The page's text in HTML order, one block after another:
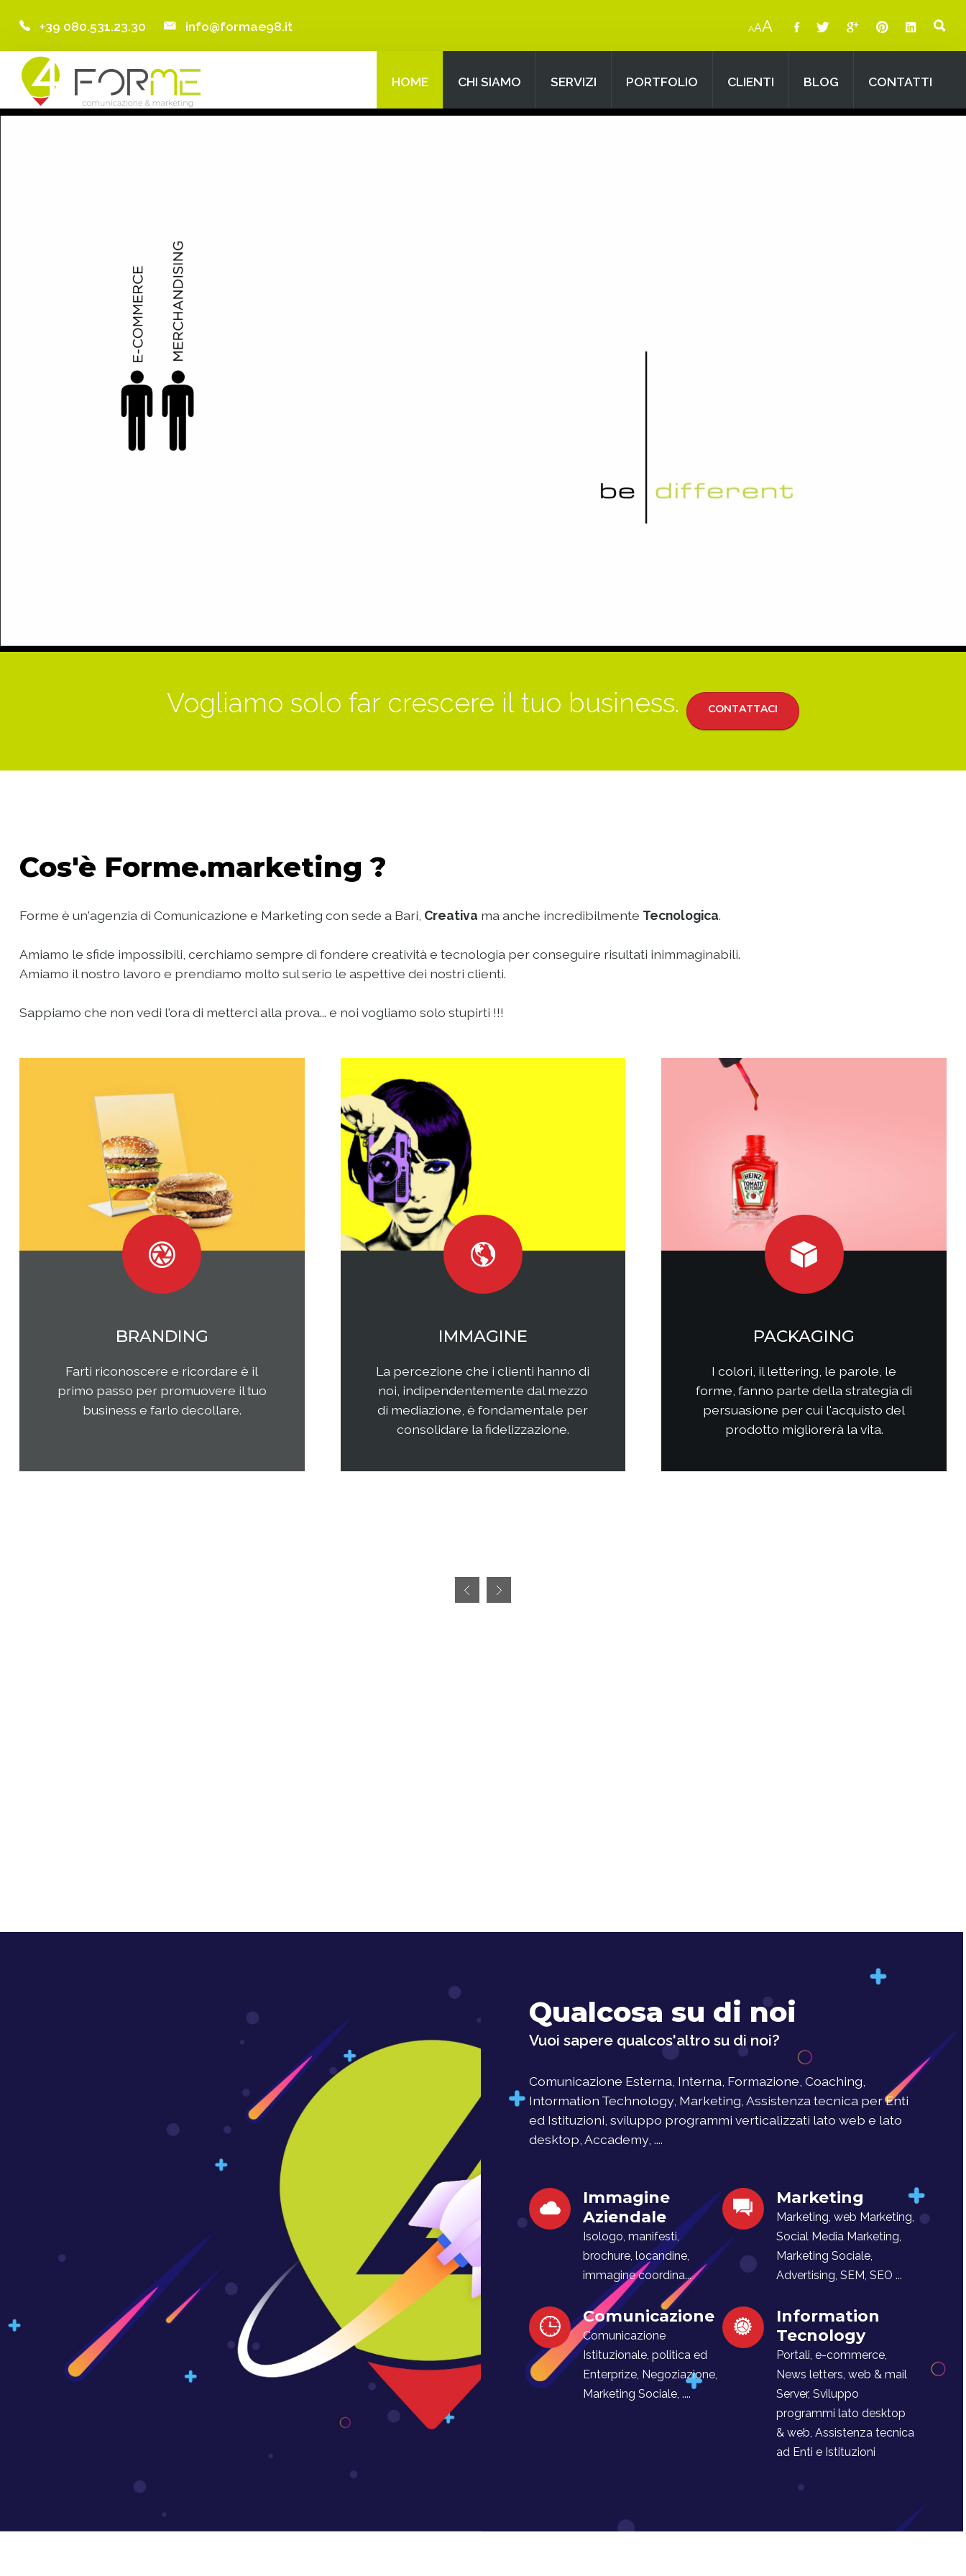
Home
Chi Siamo
+39 080.531.23.30 info@formae98.it
Searchour Site
AAA
HOME CHI SIAMO SERVIZI PORTFOLIO CLIENTI BLOG CONTATTI
Vogliamo solo far crescere il tuo business. CONTATTACI
Cos'è Forme.marketing ?
Forme è un'agenzia di Comunicazione e Marketing con sede a Bari, Creativa ma anche incredibilmente Tecnologica.
Amiamo le sfide impossibili, cerchiamo sempre di fondere creatività e tecnologia per conseguire risultati inimmaginabili.
Amiamo il nostro lavoro e prendiamo molto sul serio le aspettive dei nostri clienti.
Sappiamo che non vedi l'ora di metterci alla prova... e noi vogliamo solo stupirti !!!
MARKETING
Qual è il tuo rapporto con i clienti e
come questi ultimi percepiscono la
tua impresa e i tuoi prodotti o
riferimento?
WEB MARKETING
Il web continua ad essere una
frontiera non facilmente
raggiungibile perchè considerata
semplice ed immediata. Avere
attenta analisi che una specifica
SOCIAL MEDIA
Come questi nuovi media
interagiscono con i consumatori?
Come interagire con clienti/utenti
Come comporre la strategia di
Qualcosa su di noi
Vuoi sapere qualcos'altro su di noi?
Comunicazione Esterna, Interna, Formazione, Coaching,
Intormation Technology, Marketing, Assistenza tecnica per Enti
ed Istituzioni, sviluppo programmi verticalizzati lato web e lato
desktop, Accademy, ....
Immagine
Aziendale
Isologo, manifesti,
brochure, locandine,
immagine coordina...
Marketing
Marketing, web Marketing,
Social Media Marketing,
Marketing Sociale,
Advertising, SEM, SEO ...
Comunicazione
Comunicazione
Istituzionale, politica ed
Enterprize, Negoziazione,
Marketing Sociale, ....
Information
Tecnology
Portali, e-commerce,
News letters, web & mail
Server, Sviluppo
programmi lato desktop
& web, Assistenza tecnica
ad Enti e Istituzioni